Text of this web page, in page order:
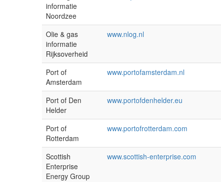
informatie
Noordzee
Olie & gas
informatie
Rijksoverheid
www.nlog.nl
Port of
Amsterdam
www.portofamsterdam.nl
Port of Den
Helder
www.portofdenhelder.eu
Port of
Rotterdam
www.portofrotterdam.com
Scottish
Enterprise
Energy Group
www.scottish-enterprise.com